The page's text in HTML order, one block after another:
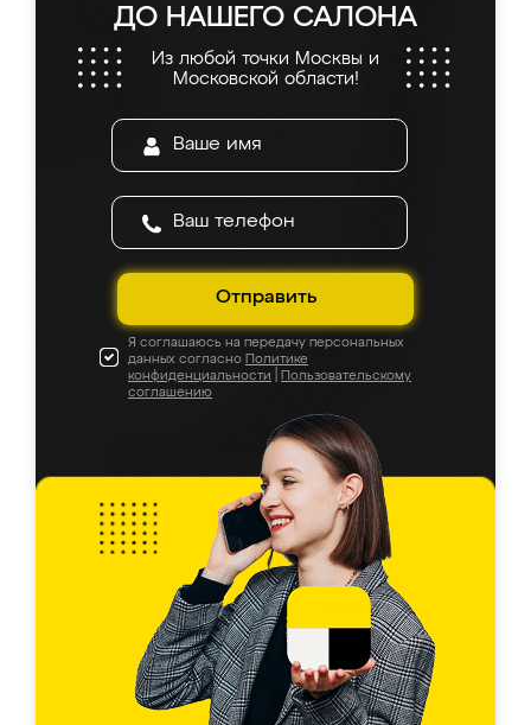
ДО НАШЕГО САЛОНА
Из любой точки Москвы и
Московской области!
Отправить
Я соглашаюсь на передачу персональных
данных согласно Политике
конфиденциальности
Пользовательскому
соглашению